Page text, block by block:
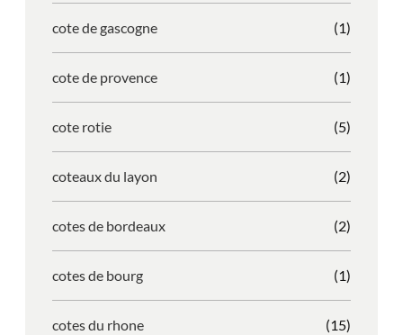
cote de gascogne (1)
cote de provence (1)
cote rotie (5)
coteaux du layon (2)
cotes de bordeaux (2)
cotes de bourg (1)
cotes du rhone (15)